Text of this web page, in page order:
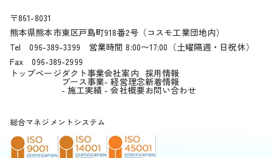
〒861-8031
熊本県熊本市東区戸島町918番2号（コスモ工業団地内）
Tel096-389-3399 営業時間 8:00〜17:00（土曜隔週・日祝休）
Fax096-389-2999
トップページダクト事業
ブース事業
- 施工実績
会社案内
- 経営理念
- 会社概要
採用情報
新着情報
お問い合わせ
総合マネジメントシステム